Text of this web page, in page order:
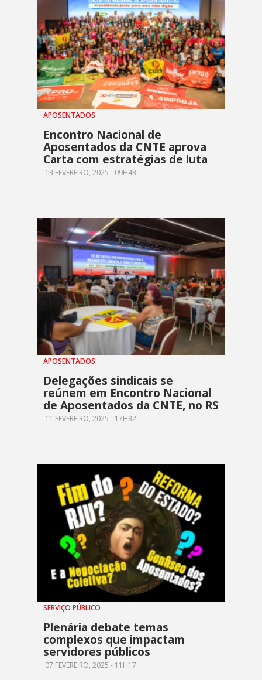
APOSENTADOS
Encontro Nacional de
Aposentados da CNTE aprova
Carta com estratégias de luta
13 FEVEREIRO, 2025 - 09H43
APOSENTADOS
Delegações sindicais se
reúnem em Encontro Nacional
de Aposentados da CNTE, no RS
11 FEVEREIRO, 2025 - 17H32
SERVIÇO PÚBLICO
Plenária debate temas
complexos que impactam
servidores públicos
07 FEVEREIRO, 2025 - 11H17